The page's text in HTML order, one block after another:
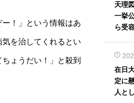
！」という情報はあ
を治してくれるとい
ょうだい！」と殺到
天理
一挙
ら受
在日
定に
人と